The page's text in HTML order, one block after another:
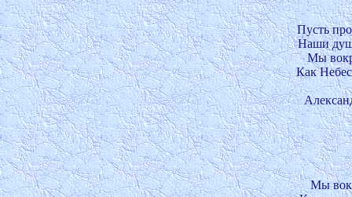
Пусть
Наши
Мы
Как
Мы